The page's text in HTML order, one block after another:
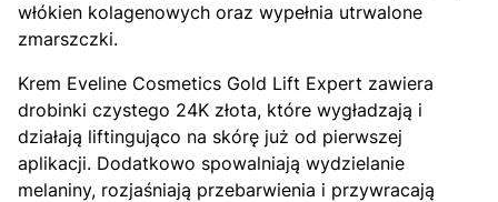
włókien kolagenowych oraz wypełnia utrwalone
zmarszczki.
Krem Eveline Cosmetics Gold Lift Expert zawiera
drobinki czystego 24K złota, które wygładzają i
działają liftingująco na skórę już od pierwszej
aplikacji. Dodatkowo spowalniają wydzielanie
melaniny, rozjaśniają przebarwienia i przywracają